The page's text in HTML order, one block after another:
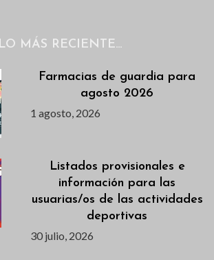
LO MÁS RECIENTE…
Farmacias de guardia para
agosto 2026
1 agosto, 2026
Listados provisionales e
información para las
usuarias/os de las actividades
deportivas
30 julio, 2026